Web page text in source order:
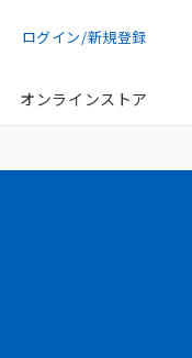
ログイン/新規登録
オンラインストア